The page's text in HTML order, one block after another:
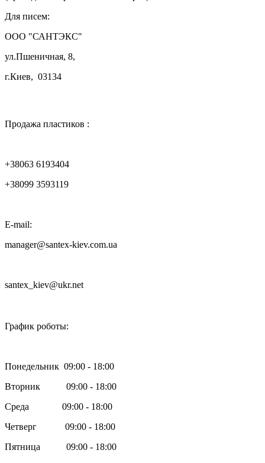
Для писем:
ООО "САНТЭКС"
ул.Пшеничная, 8,
г.Киев, 03134
Продажа пластиков :
+38063 6193404
+38099 3593119
E-mail:
manager@santex-kiev.com.ua
santex_kiev@ukr.net
График роботы:
Понедельник 09:00 - 18:00
Вторник 09:00 - 18:00
Среда 09:00 - 18:00
Четверг 09:00 - 18:00
Пятница 09:00 - 18:00